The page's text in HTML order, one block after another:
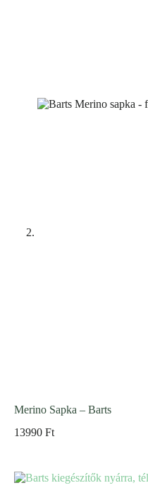
Merino Sapka – Barts
13990 Ft